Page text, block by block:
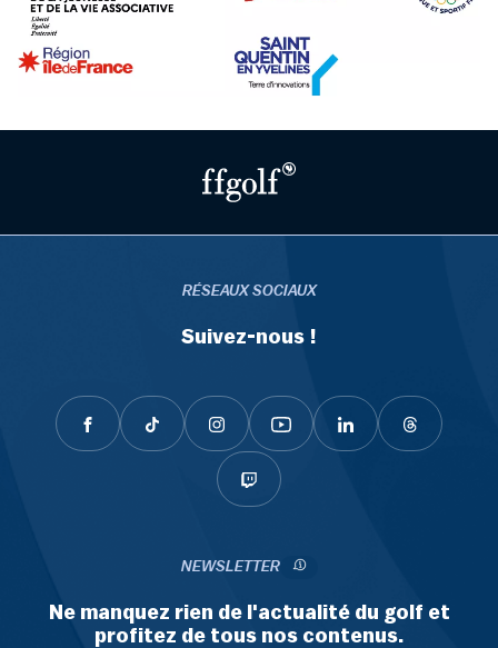
RÉSEAUX SOCIAUX
Suivez-nous !
NEWSLETTER
Ne manquez rien de l'actualité du golf et
profitez de tous nos contenus.